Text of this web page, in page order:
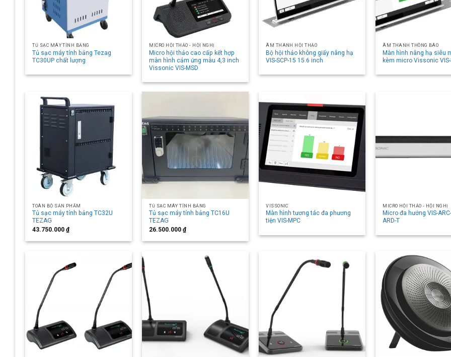
TỦ SẠC MÁY TÍNH BẢNG
Tủ sạc máy tính bảng Tezag
TC30UP chất lượng
MICRO HỘI THẢO - HỘI NGHỊ
Micro hội thảo cao cấp kết hợp
màn hình cảm ứng màu 4,3 inch
Vissonic VIS-MSD
ÂM THANH HỘI THẢO
Bộ hội thảo không giấy nâng hạ
VIS-SCP-15 15.6 inch
ÂM THANH THÔNG BÁO
Màn hình nâng hạ siêu
kèm micro Vissonic VIS-
TOÀN BỘ SẢN PHẨM
Tủ sạc máy tính bảng TC32U
TEZAG
43.750.000₫
TỦ SẠC MÁY TÍNH BẢNG
Tủ sạc máy tính bảng TC16U
TEZAG
26.500.000₫
VISSONIC
Màn hình tương tác đa phương
tiện VIS-MPC
MICRO HỘI THẢO - HỘI NGHỊ
Micro đa hướng VIS-
ARD-T